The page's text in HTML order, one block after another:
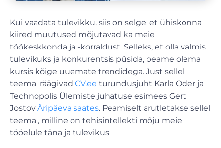
Kui vaadata tulevikku, siis on selge, et ühiskonna
kiired muutused mõjutavad ka meie
töökeskkonda ja -korraldust. Selleks, et olla valmis
tulevikuks ja konkurentsis püsida, peame olema
kursis kõige uuemate trendidega. Just sellel
teemal räägivad CV.ee turundusjuht Karla Oder ja
Technopolis Ülemiste juhatuse esimees Gert
Jostov Äripäeva saates. Peamiselt arutletakse sellel
teemal, milline on tehisintellekti mõju meie
tööelule täna ja tulevikus.